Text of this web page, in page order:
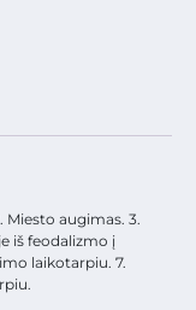
Miesto augimas. 3.
iš feodalizmo į
laikotarpiu. 7.